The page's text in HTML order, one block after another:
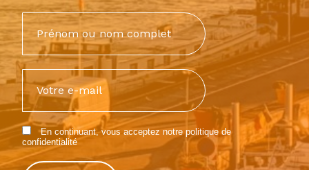
En continuant, vous acceptez notre politique de
confidentialité